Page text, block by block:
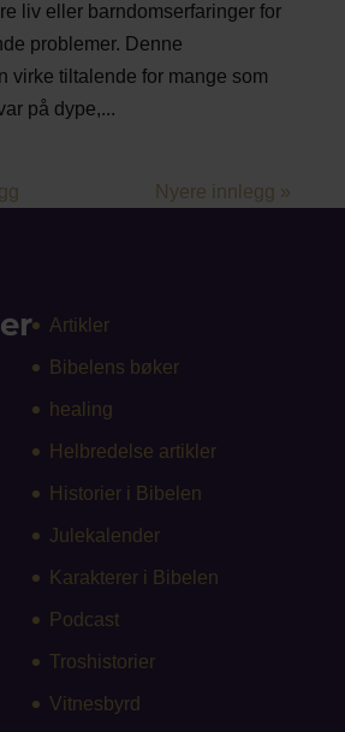
liv eller barndomserfaringer for
problemer. Denne
virke tiltalende for mange som
på dype,...
Nyere innlegg »
Artikler
Bibelens bøker
healing
Helbredelse artikler
Historier i Bibelen
Julekalender
Karakterer i Bibelen
Podcast
Troshistorier
Vitnesbyrd